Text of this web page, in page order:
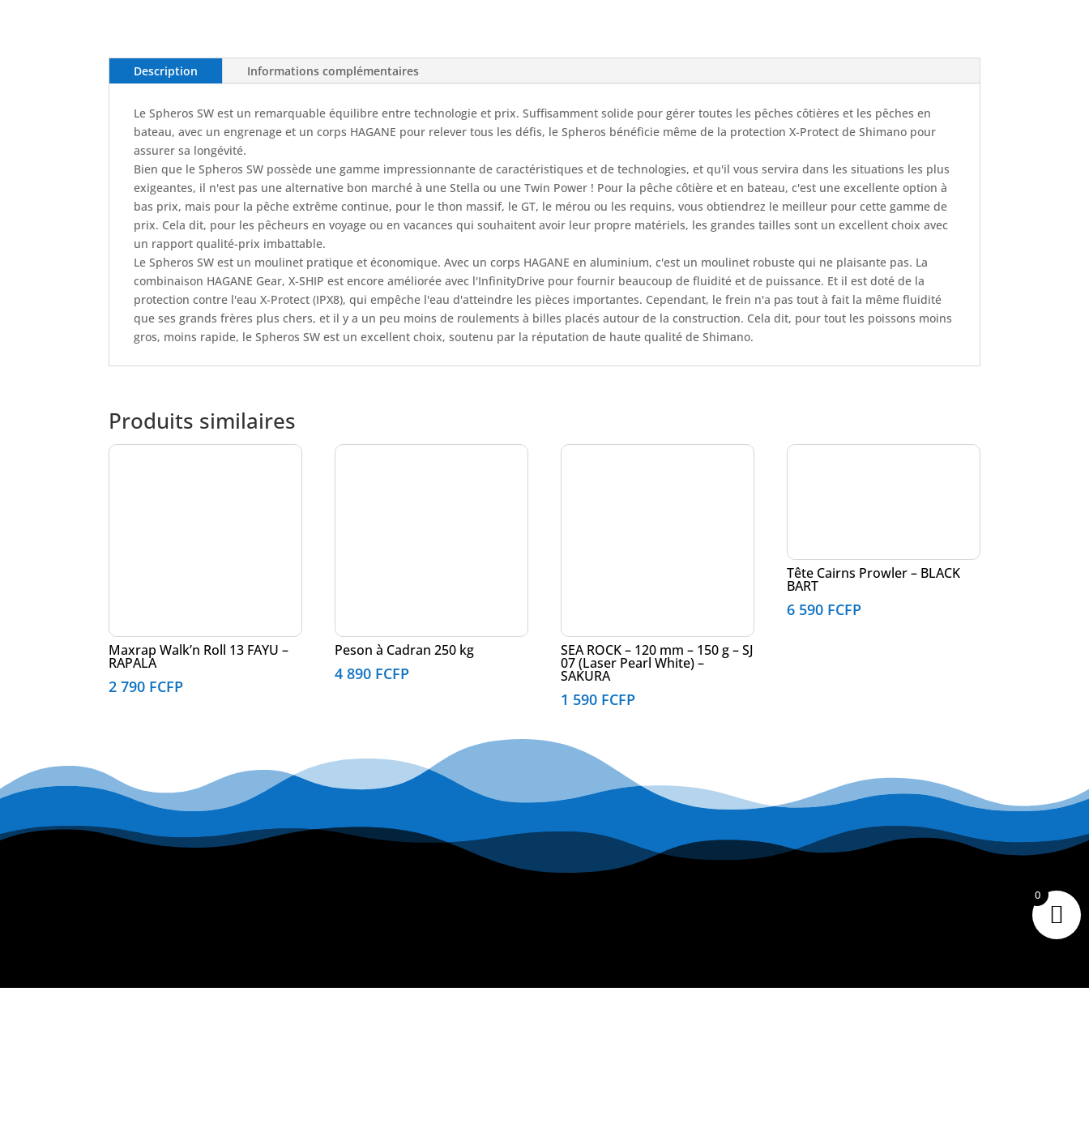
SHIMANO
Description Informations complémentaires
Le Spheros SW est un remarquable équilibre entre technologie et prix. Suffisamment solide pour gérer toutes les pêches côtières et les pêches en
bateau, avec un engrenage et un corps HAGANE pour relever tous les défis, le Spheros bénéficie même de la protection X-Protect de Shimano pour
assurer sa longévité.
Bien que le Spheros SW possède une gamme impressionnante de caractéristiques et de technologies, et qu'il vous servira dans les situations les plus
exigeantes, il n'est pas une alternative bon marché à une Stella ou une Twin Power ! Pour la pêche côtière et en bateau, c'est une excellente option à
bas prix, mais pour la pêche extrême continue, pour le thon massif, le GT, le mérou ou les requins, vous obtiendrez le meilleur pour cette gamme de
prix. Cela dit, pour les pêcheurs en voyage ou en vacances qui souhaitent avoir leur propre matériels, les grandes tailles sont un excellent choix avec
un rapport qualité-prix imbattable.
Le Spheros SW est un moulinet pratique et économique. Avec un corps HAGANE en aluminium, c'est un moulinet robuste qui ne plaisante pas. La
combinaison HAGANE Gear, X-SHIP est encore améliorée avec l'InfinityDrive pour fournir beaucoup de fluidité et de puissance. Et il est doté de la
protection contre l'eau X-Protect (IPX8), qui empêche l'eau d'atteindre les pièces importantes. Cependant, le frein n'a pas tout à fait la même fluidité
que ses grands frères plus chers, et il y a un peu moins de roulements à billes placés autour de la construction. Cela dit, pour tout les poissons moins
gros, moins rapide, le Spheros SW est un excellent choix, soutenu par la réputation de haute qualité de Shimano.
Produits similaires
Maxrap Walk’n Roll 13 FAYU –
RAPALA
2 790 FCFP
Peson à Cadran 250 kg
4 890 FCFP
SEA ROCK – 120 mm – 150 g – SJ
07 (Laser Pearl White) –
SAKURA
1 590 FCFP
Tête Cairns Prowler – BLACK
BART
6 590 FCFP
0